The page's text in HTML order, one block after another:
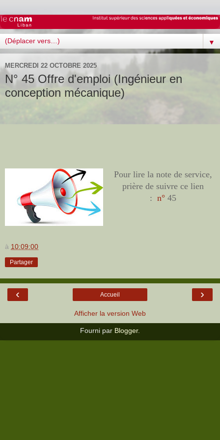
▼
MERCREDI 22 OCTOBRE 2025
N° 45 Offre d'emploi (Ingénieur en
conception mécanique)
Pour lire la note de service,
prière de suivre ce lien
: n° 45
à 10:09:00
Partager
‹ ›
Accueil
Afficher la version Web
Fourni par Blogger.